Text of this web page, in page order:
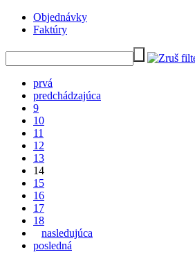
Objednávky
Faktúry
prvá
predchádzajúca
9
10
11
12
13
14
15
16
17
18
nasledujúca
posledná